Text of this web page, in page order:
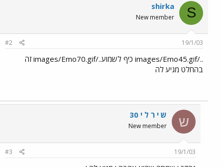
S
shirka
New member
19/1/03
#2
../images/Emo45.gif כיף לשמוע../images/Emo70.gif זה
בהחלט מגיע לה
ש ש י ר ל י 30
New member
19/1/03
#3